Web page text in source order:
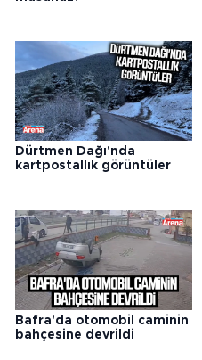
Dürtmen Dağı'nda
kartpostallık görüntüler
Bafra'da otomobil caminin
bahçesine devrildi